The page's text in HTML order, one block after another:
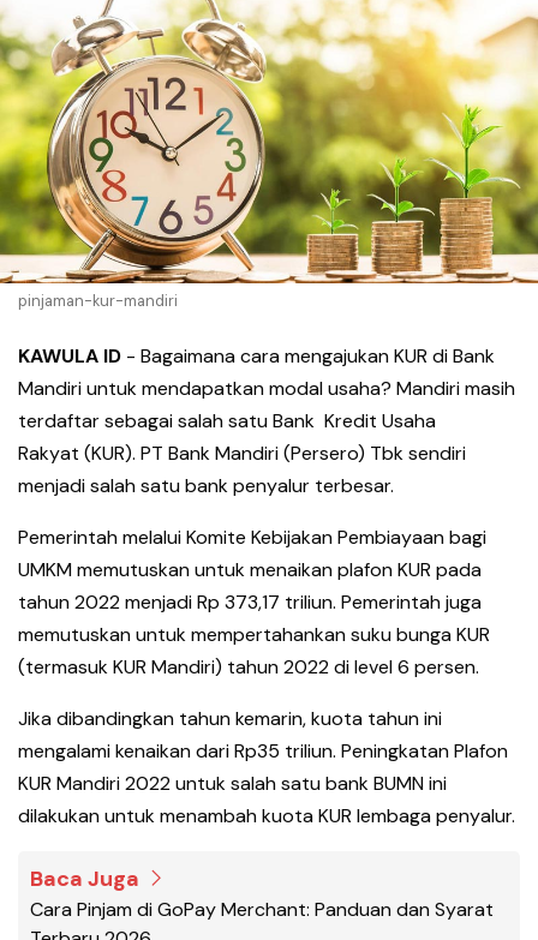
pinjaman-kur-mandiri
KAWULA ID - Bagaimana cara mengajukan KUR di Bank
Mandiri untuk mendapatkan modal usaha? Mandiri masih
terdaftar sebagai salah satu Bank Kredit Usaha
Rakyat (KUR). PT Bank Mandiri (Persero) Tbk sendiri
menjadi salah satu bank penyalur terbesar.
Pemerintah melalui Komite Kebijakan Pembiayaan bagi
UMKM memutuskan untuk menaikan plafon KUR pada
tahun 2022 menjadi Rp 373,17 triliun. Pemerintah juga
memutuskan untuk mempertahankan suku bunga KUR
(termasuk KUR Mandiri) tahun 2022 di level 6 persen.
Jika dibandingkan tahun kemarin, kuota tahun ini
mengalami kenaikan dari Rp35 triliun. Peningkatan Plafon
KUR Mandiri 2022 untuk salah satu bank BUMN ini
dilakukan untuk menambah kuota KUR lembaga penyalur.
Baca Juga
Cara Pinjam di GoPay Merchant: Panduan dan Syarat